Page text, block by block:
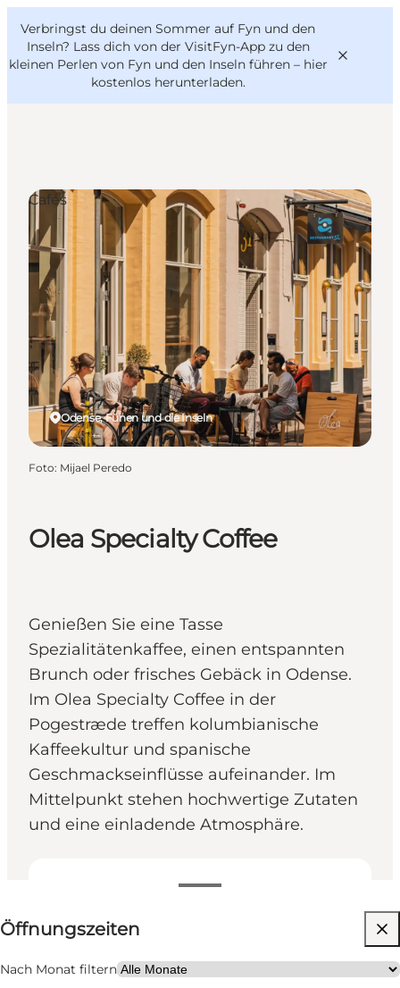
Verbringst du deinen Sommer auf Fyn und den
Inseln? Lass dich von der VisitFyn-App zu den
kleinen Perlen von Fyn und den Inseln führen – hier
kostenlos herunterladen.
Reise Ideen
Outdoor & bike
Essen & trinken
Übernachtung
VisitFyn
Deutsch
Olea Specialty Coffee
Genießen Sie eine Tasse
Spezialitätenkaffee, einen entspannten
Brunch oder frisches Gebäck in Odense.
Im Olea Specialty Coffee in der
Pogestræde treffen kolumbianische
Kaffeekultur und spanische
Geschmackseinflüsse aufeinander. Im
Mittelpunkt stehen hochwertige Zutaten
und eine einladende Atmosphäre.
Öffnungszeiten anzeigen
Öffnungszeiten
Nach Monat filtern
Mir selbst, Mein Partner, Freunde
Odense, Fünen und die Inseln
Cafés
Foto: Mijael Peredo